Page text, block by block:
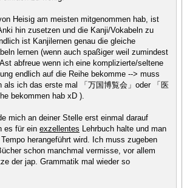
Heisig am meisten mitgenommen hab, ist
hin zusetzen und die Kanji/Vokabeln zu
ist Kanjilernen genau die gleiche
lernen (wenn auch spaßiger weil zumindest
abfreue wenn ich eine komplizierte/seltene
endlich auf die Reihe bekomme --> muss
als ich das erste mal 「万国博覧会」oder 「医
bekommen hab xD ).
mich an deiner Stelle erst einmal darauf
es für ein exzellentes Lehrbuch halte und man
herangeführt wird. Ich muss zugeben
schon manchmal vermisse, vor allem
der jap. Grammatik mal wieder so